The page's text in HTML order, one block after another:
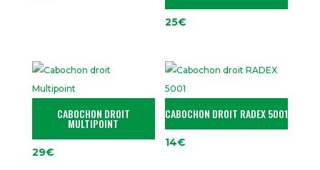
25€
CABOCHON DROIT
MULTIPOINT
29€
CABOCHON DROIT RADEX 5001
14€